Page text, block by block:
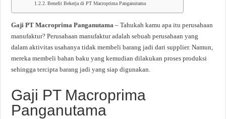
Benefit Bekerja di PT Macroprima Panganutama
Gaji PT Macroprima Panganutama – Tahukah kamu apa itu perusahaan
manufaktur? Perusahaan manufaktur adalah sebuah perusahaan yang
dalam aktivitas usahanya tidak membeli barang jadi dari supplier. Namun,
mereka membeli bahan baku yang kemudian dilakukan proses produksi
sehingga tercipta barang jadi yang siap digunakan.
Gaji PT Macroprima
Panganutama